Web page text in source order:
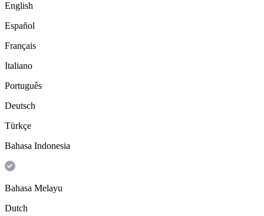
English
Español
Français
Italiano
Português
Deutsch
Türkçe
Bahasa Indonesia
Bahasa Melayu
Dutch